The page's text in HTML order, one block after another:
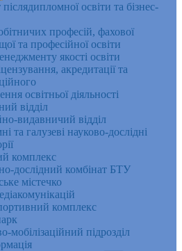
післядипломної освіти та бізнес-
професій, фахової
та професійної освіти
якості освіти
акредитації та
освітньої діяльності
відділ
видавничий відділ
та галузеві науково-дослідні
комплекс
дослідний комбінат БТУ
містечко
комплекс
мобілізаційний підрозділ